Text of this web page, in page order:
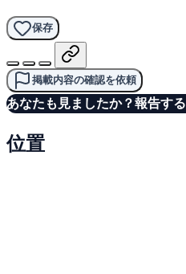
保存
掲載内容の確認を依頼
あなたも見ましたか？報告する
位置